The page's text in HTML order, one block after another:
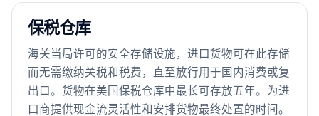
保税仓库
海关当局许可的安全存储设施，进口货物可在此存储
而无需缴纳关税和税费，直至放行用于国内消费或复
出口。货物在美国保税仓库中最长可存放五年。为进
口商提供现金流灵活性和安排货物最终处置的时间。